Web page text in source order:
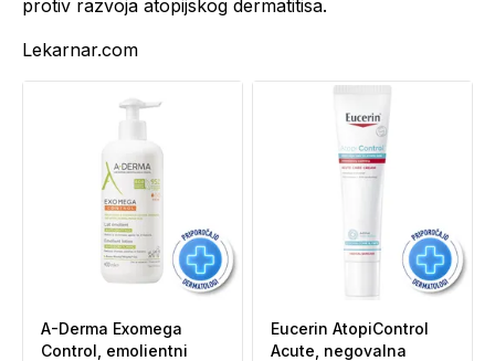
protiv razvoja atopijskog dermatitisa.
Lekarnar.com
A-Derma Exomega
Control, emolientni
Eucerin AtopiControl
Acute, negovalna